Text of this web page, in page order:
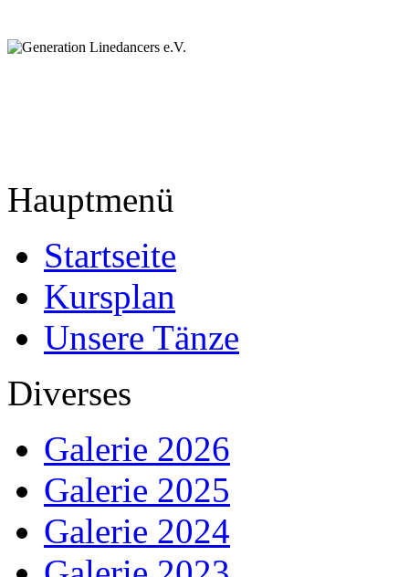
Hauptmenü
Startseite
Kursplan
Unsere Tänze
Diverses
Galerie 2026
Galerie 2025
Galerie 2024